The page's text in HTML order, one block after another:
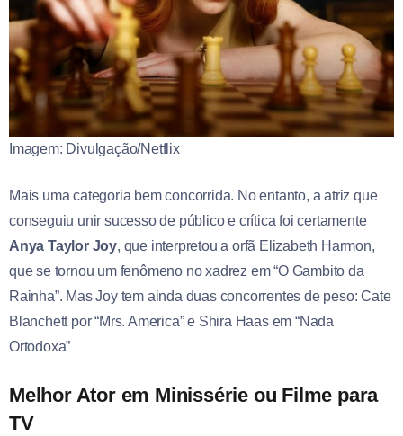
Imagem: Divulgação/Netflix
Mais uma categoria bem concorrida. No entanto, a atriz que
conseguiu unir sucesso de público e crítica foi certamente
Anya Taylor Joy, que interpretou a orfã Elizabeth Harmon,
que se tornou um fenômeno no xadrez em “O Gambito da
Rainha”. Mas Joy tem ainda duas concorrentes de peso: Cate
Blanchett por “Mrs. America” e Shira Haas em “Nada
Ortodoxa”
Melhor Ator em Minissérie ou Filme para
TV